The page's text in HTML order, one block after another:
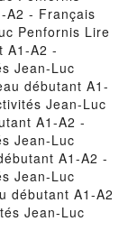
A2 - Français
Penfornis Lire
A1-A2 -
Jean-Luc
débutant A1-
Jean-Luc
A1-A2 -
Jean-Luc
A1-A2 -
Jean-Luc
débutant A1-A2
Jean-Luc